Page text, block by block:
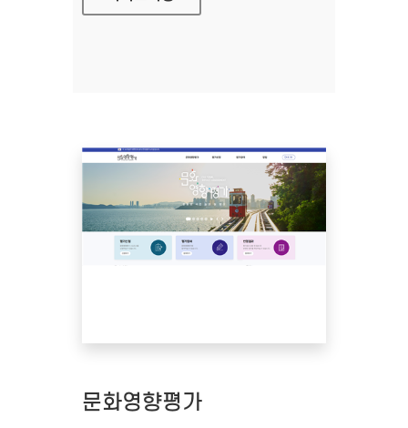
문화영향평가